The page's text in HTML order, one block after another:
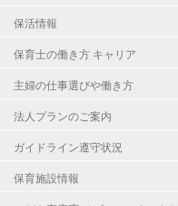
保活情報
保育士の働き方 キャリア
主婦の仕事選びや働き方
法人プランのご案内
ガイドライン遵守状況
保育施設情報